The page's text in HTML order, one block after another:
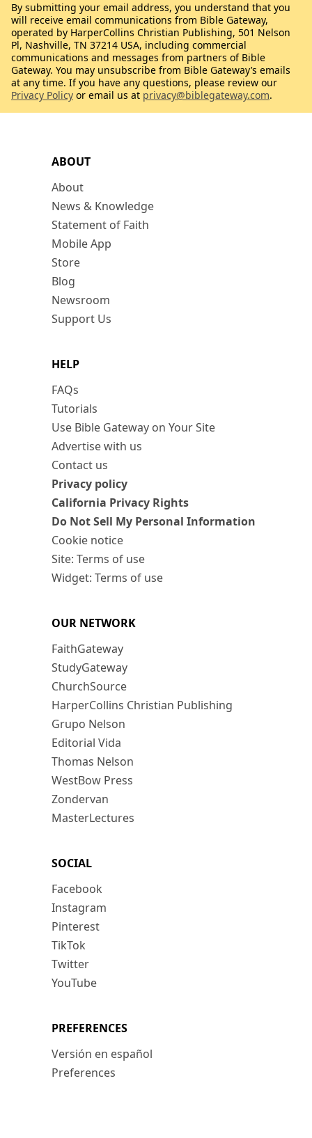
ABOUT
About
News & Knowledge
Statement of Faith
Mobile App
Store
Blog
Newsroom
Support Us
HELP
FAQs
Tutorials
Use Bible Gateway on Your Site
Advertise with us
Contact us
Privacy policy
California Privacy Rights
Do Not Sell My Personal Information
Cookie notice
Site: Terms of use
Widget: Terms of use
OUR NETWORK
FaithGateway
StudyGateway
ChurchSource
HarperCollins Christian Publishing
Grupo Nelson
Editorial Vida
Thomas Nelson
WestBow Press
Zondervan
MasterLectures
SOCIAL
Facebook
Instagram
Pinterest
TikTok
Twitter
YouTube
PREFERENCES
Versión en español
Preferences
By submitting your email address, you understand that you
will receive email communications from Bible Gateway,
operated by HarperCollins Christian Publishing, 501 Nelson
Pl, Nashville, TN 37214 USA, including commercial
communications and messages from partners of Bible
Gateway. You may unsubscribe from Bible Gateway’s emails
at any time. If you have any questions, please review our
Privacy Policy or email us at privacy@biblegateway.com.